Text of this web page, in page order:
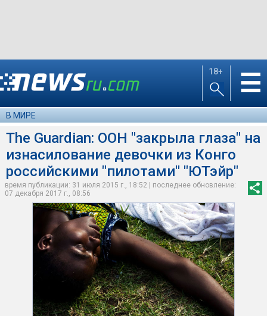
18+ ☰
В МИРЕ
The Guardian: ООН "закрыла глаза" на
изнасилование девочки из Конго
российскими "пилотами" "ЮТэйр"
время публикации: 31 июля 2015 г., 18:52 | последнее обновление:
07 декабря 2017 г., 08:56